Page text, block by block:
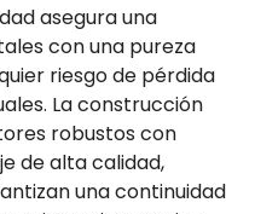
asegura una
con una pureza
riesgo de pérdida
La construcción
robustos con
de alta calidad,
una continuidad